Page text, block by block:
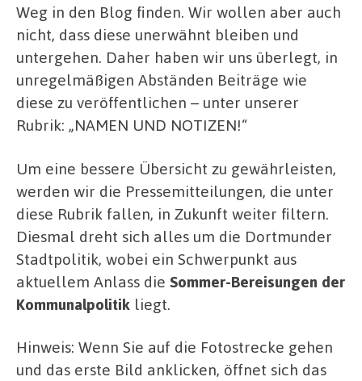
Weg in den Blog finden. Wir wollen aber auch
nicht, dass diese unerwähnt bleiben und
untergehen. Daher haben wir uns überlegt, in
unregelmäßigen Abständen Beiträge wie
diese zu veröffentlichen – unter unserer
Rubrik: „NAMEN UND NOTIZEN!“
Um eine bessere Übersicht zu gewährleisten,
werden wir die Pressemitteilungen, die unter
diese Rubrik fallen, in Zukunft weiter filtern.
Diesmal dreht sich alles um die Dortmunder
Stadtpolitik, wobei ein Schwerpunkt aus
aktuellem Anlass die Sommer-Bereisungen der
Kommunalpolitik liegt.
Hinweis: Wenn Sie auf die Fotostrecke gehen
und das erste Bild anklicken, öffnet sich das